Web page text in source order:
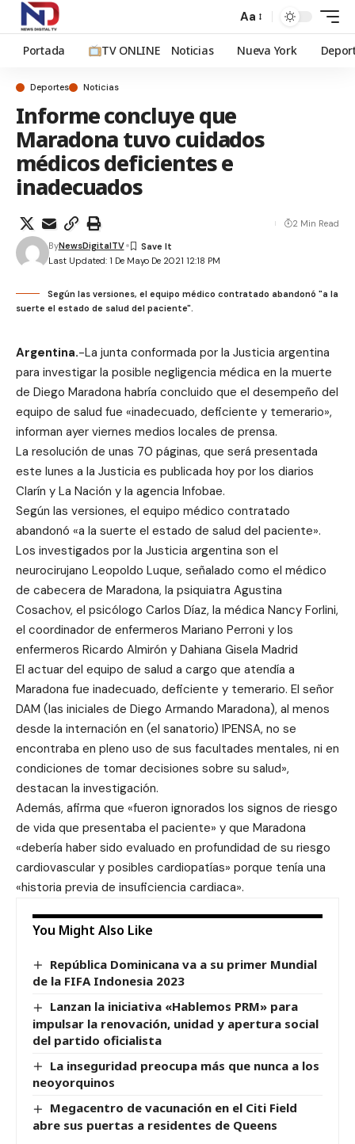
Aa
Portada TV ONLINE Noticias Nueva York
Deportes Noticias
Informe concluye que
Maradona tuvo cuidados
médicos deficientes e
inadecuados
Last Updated: 1 De Mayo De 2021 12:18 PM
ByNewsDigitalTV
2 Min Read
Según las versiones, el equipo médico contratado abandonó "a la
suerte el estado de salud del paciente".
Argentina.-La junta conformada por la Justicia argentina
para investigar la posible negligencia médica en la muerte
de Diego Maradona habría concluido que el desempeño del
equipo de salud fue «inadecuado, deficiente y temerario»,
informan ayer viernes medios locales de prensa.
La resolución de unas 70 páginas, que será presentada
este lunes a la Justicia es publicada hoy por los diarios
Clarín y La Nación y la agencia Infobae.
Según las versiones, el equipo médico contratado
abandonó «a la suerte el estado de salud del paciente».
Los investigados por la Justicia argentina son el
neurocirujano Leopoldo Luque, señalado como el médico
de cabecera de Maradona, la psiquiatra Agustina
Cosachov, el psicólogo Carlos Díaz, la médica Nancy Forlini,
el coordinador de enfermeros Mariano Perroni y los
enfermeros Ricardo Almirón y Dahiana Gisela Madrid
El actuar del equipo de salud a cargo que atendía a
Maradona fue inadecuado, deficiente y temerario. El señor
DAM (las iniciales de Diego Armando Maradona), al menos
desde la internación en (el sanatorio) IPENSA, no se
encontraba en pleno uso de sus facultades mentales, ni en
condiciones de tomar decisiones sobre su salud»,
destacan la investigación.
Además, afirma que «fueron ignorados los signos de riesgo
de vida que presentaba el paciente» y que Maradona
«debería haber sido evaluado en profundidad de su riesgo
cardiovascular y posibles cardiopatías» porque tenía una
«historia previa de insuficiencia cardiaca».
You Might Also Like
República Dominicana va a su primer Mundial
de la FIFA Indonesia 2023
Lanzan la iniciativa «Hablemos PRM» para
impulsar la renovación, unidad y apertura social
del partido oficialista
La inseguridad preocupa más que nunca a los
neoyorquinos
Megacentro de vacunación en el Citi Field
abre sus puertas a residentes de Queens